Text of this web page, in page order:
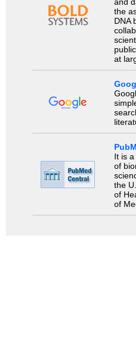
the
DNA
at
It is
of
the
of
of